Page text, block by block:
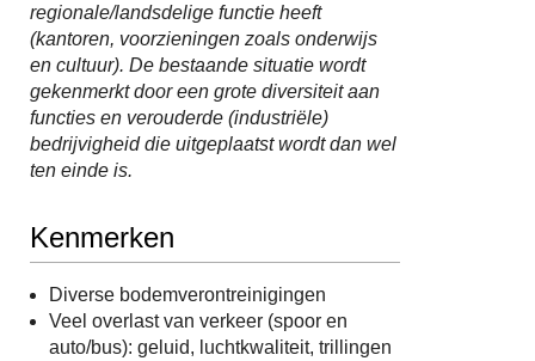
regionale/landsdelige functie heeft
(kantoren, voorzieningen zoals onderwijs
en cultuur). De bestaande situatie wordt
gekenmerkt door een grote diversiteit aan
functies en verouderde (industriële)
bedrijvigheid die uitgeplaatst wordt dan wel
ten einde is.
Kenmerken
Diverse bodemverontreinigingen
Veel overlast van verkeer (spoor en
auto/bus): geluid, luchtkwaliteit, trillingen